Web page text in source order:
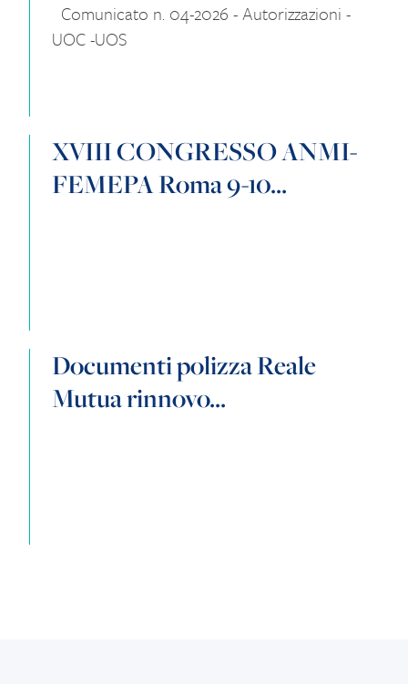
Comunicato n. 04-2026 - Autorizzazioni -
UOC -UOS
XVIII CONGRESSO ANMI-
FEMEPA Roma 9-10...
Documenti polizza Reale
Mutua rinnovo...